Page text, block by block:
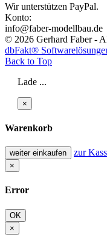
Wir unterstützen PayPal.
Konto:
info@faber-modellbau.de
© 2026 Gerhard Faber -
dbFakt®
Back to Top
Lade ...
×
Warenkorb
weiter einkaufen zur
×
Error
OK
×